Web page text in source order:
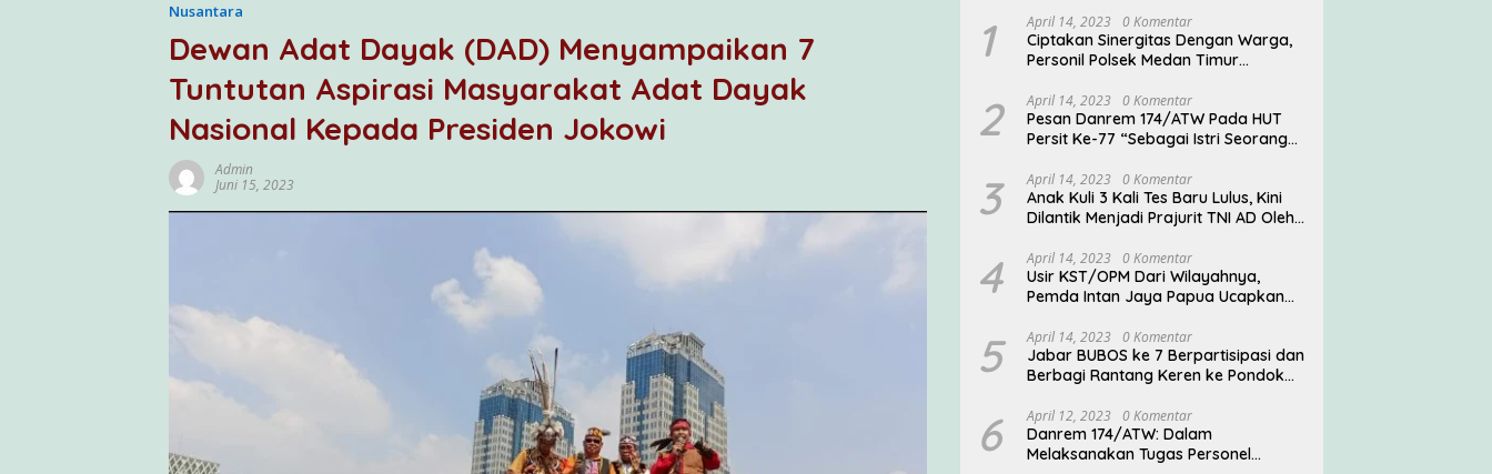
Nusantara
Dewan Adat Dayak (DAD) Menyampaikan 7
Tuntutan Aspirasi Masyarakat Adat Dayak
Nasional Kepada Presiden Jokowi
Admin
Juni 15, 2023
1 April 14, 2023 0 Komentar
Ciptakan Sinergitas Dengan Warga,
Personil Polsek Medan Timur
2 April 14, 2023 0 Komentar
Pesan Danrem 174/ATW Pada HUT
Persit Ke-77 “Sebagai Istri Seorang
Mengemban Peran Multi Ganda”
3 April 14, 2023 0 Komentar
Anak Kuli 3 Kali Tes Baru Lulus, Kini
Dilantik Menjadi Prajurit TNI AD Oleh
4 April 14, 2023 0 Komentar
Usir KST/OPM Dari Wilayahnya,
Pemda Intan Jaya Papua Ucapkan
5 April 14, 2023 0 Komentar
Jabar BUBOS ke 7 Berpartisipasi dan
Berbagi Rantang Keren ke Pondok
6 April 12, 2023 0 Komentar
Danrem 174/ATW: Dalam
Melaksanakan Tugas Personel